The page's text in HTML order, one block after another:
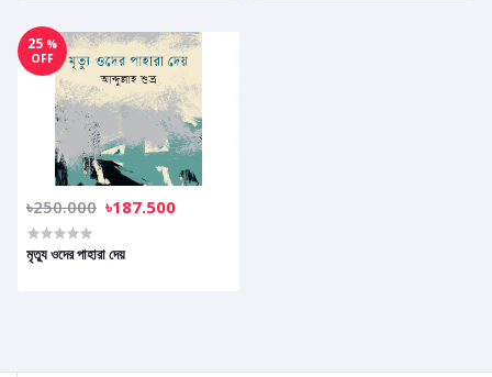
25 %
OFF
৳250.000 ৳187.500
মৃত্যু ওদের পাহারা দেয়